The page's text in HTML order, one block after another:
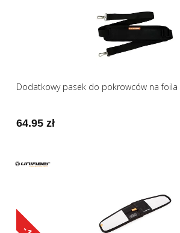
Dodatkowy pasek do pokrowców na foila
64.95 zł